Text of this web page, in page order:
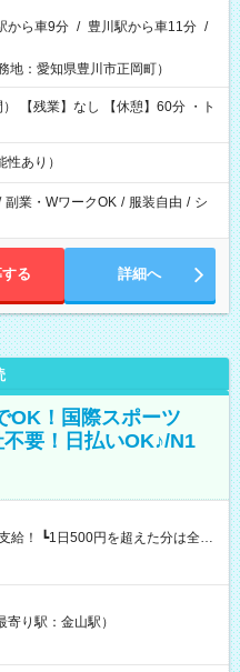
から車9分 / 豊川駅から車11分 /
地：愛知県豊川市正岡町）
ト
あり）
副業・WワークOK / 服装自由 / シ
る 詳細へ
！国際スポーツ
要！日払いOK♪/N1
負担となります ★日払い
の日に現金GET♪ お仕事後はコン
り駅：金山駅）